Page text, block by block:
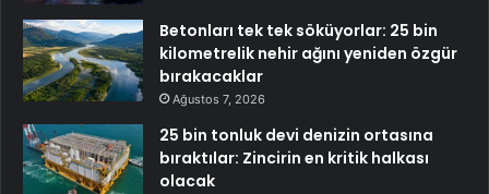
Betonları tek tek söküyorlar: 25 bin
kilometrelik nehir ağını yeniden özgür
bırakacaklar
Ağustos 7, 2026
25 bin tonluk devi denizin ortasına
bıraktılar: Zincirin en kritik halkası
olacak